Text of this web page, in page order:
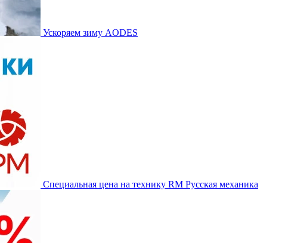
Ускоряем зиму AODES
Специальная цена на технику RM Русская механика